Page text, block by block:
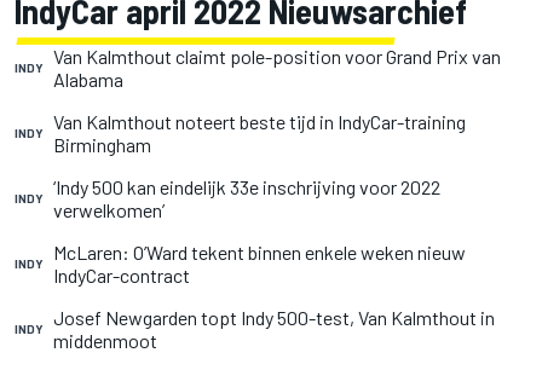
IndyCar april 2022 Nieuwsarchief
INDY
Van Kalmthout claimt pole-position voor Grand Prix van
Alabama
INDY
Van Kalmthout noteert beste tijd in IndyCar-training
Birmingham
INDY
‘Indy 500 kan eindelijk 33e inschrijving voor 2022
verwelkomen’
INDY
McLaren: O’Ward tekent binnen enkele weken nieuw
IndyCar-contract
INDY
Josef Newgarden topt Indy 500-test, Van Kalmthout in
middenmoot